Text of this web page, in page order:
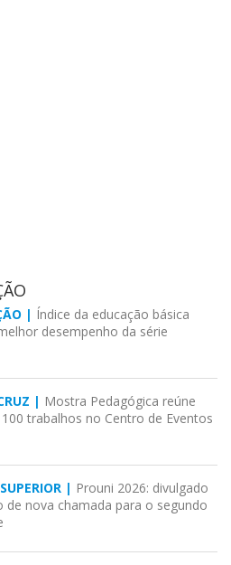
| Índice da educação básica
desempenho da série
| Mostra Pedagógica reúne
trabalhos no Centro de Eventos
| Prouni 2026: divulgado
de nova chamada para o segundo